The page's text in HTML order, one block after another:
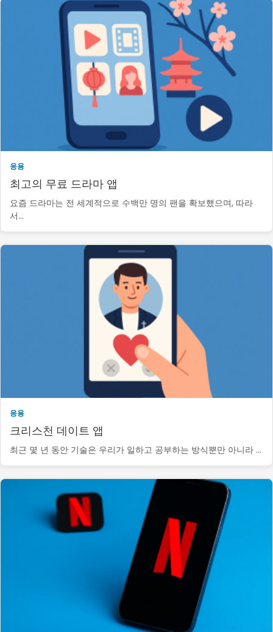
응용
최고의 무료 드라마 앱
요즘 드라마는 전 세계적으로 수백만 명의 팬을 확보했으며, 따라
서…
응용
크리스천 데이트 앱
최근 몇 년 동안 기술은 우리가 일하고 공부하는 방식뿐만 아니라 ...